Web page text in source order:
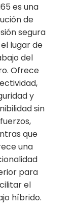
es una
de
segura
lugar de
del
Ofrece
y
sin
que
una
para
el
híbrido.